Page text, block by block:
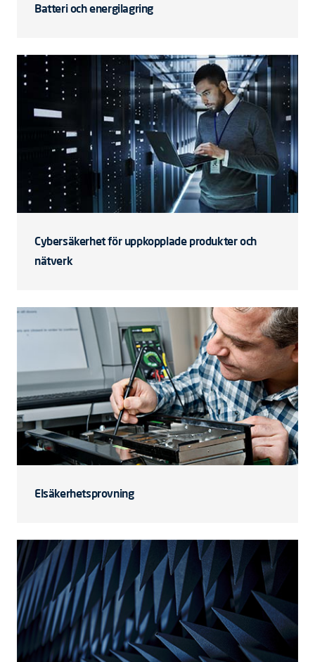
Batteri och energilagring
Cybersäkerhet för uppkopplade produkter och
nätverk
Elsäkerhetsprovning